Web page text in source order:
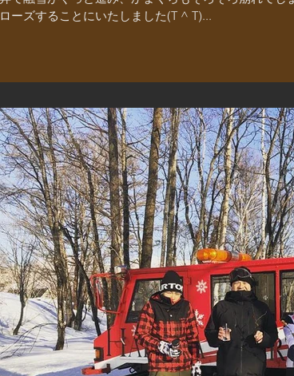
ローズすることにいたしました(T ^ T)...